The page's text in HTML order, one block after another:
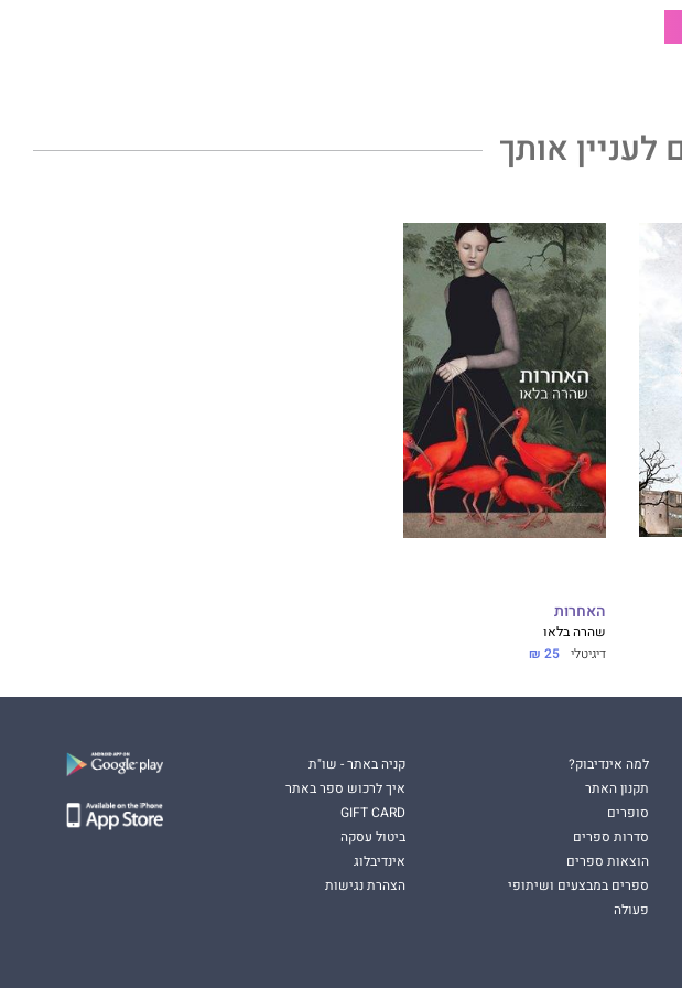
מנשות התנ"ך
לעניין אותך
האחרות
שהרה בלאו
דיגיטלי 25 ₪
למה אינדיבוק?
תקנון האתר
סופרים
סדרות ספרים
הוצאות ספרים
ספרים במבצעים ושיתופי
פעולה
קניה באתר - שו"ת
איך לרכוש ספר באתר
GIFT CARD
ביטול עסקה
אינדיבלוג
הצהרת נגישות